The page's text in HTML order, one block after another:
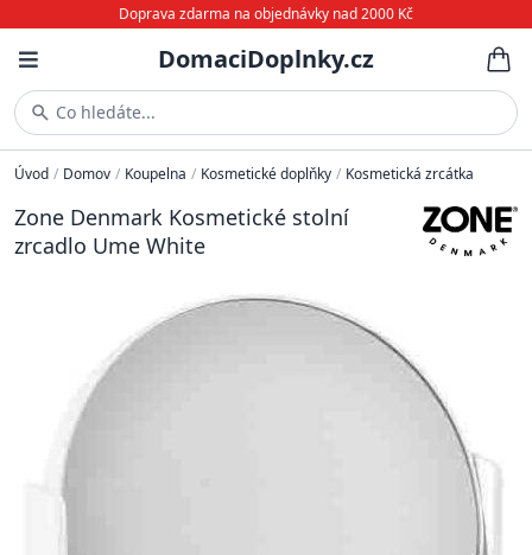
Doprava zdarma na objednávky nad 2000 Kč
DomaciDoplnky.cz
Co hledáte...
Úvod / Domov / Koupelna / Kosmetické doplňky / Kosmetická zrcátka
Zone Denmark Kosmetické stolní
zrcadlo Ume White